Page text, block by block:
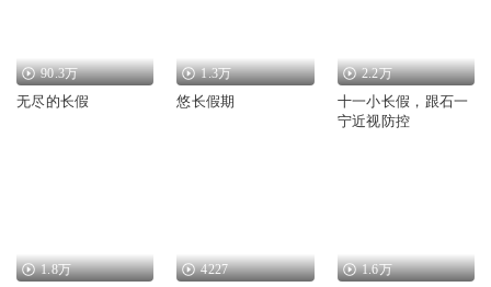
90.3万
无尽的长假
1.3万
悠长假期
2.2万
十一小长假，跟石一
宁近视防控
1.8万 4227 1.6万